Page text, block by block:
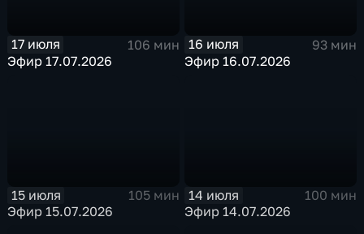
17 июля
106 мин
Эфир 17.07.2026
16 июля
93 мин
Эфир 16.07.2026
15 июля
105 мин
Эфир 15.07.2026
14 июля
100 мин
Эфир 14.07.2026